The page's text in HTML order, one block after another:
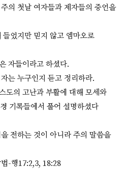
의 첫날 여자들과 제자들의 증언을
었지만 믿지 않고 엠마오로
자들이라고 하셨다.
는 누구인지 듣고 정리하라.
도의 고난과 부활에 대해 모세와
기록들에서 풀어 설명하셨다
전하는 것이 아니라 주의 말씀을
-행17:2,3, 18:28